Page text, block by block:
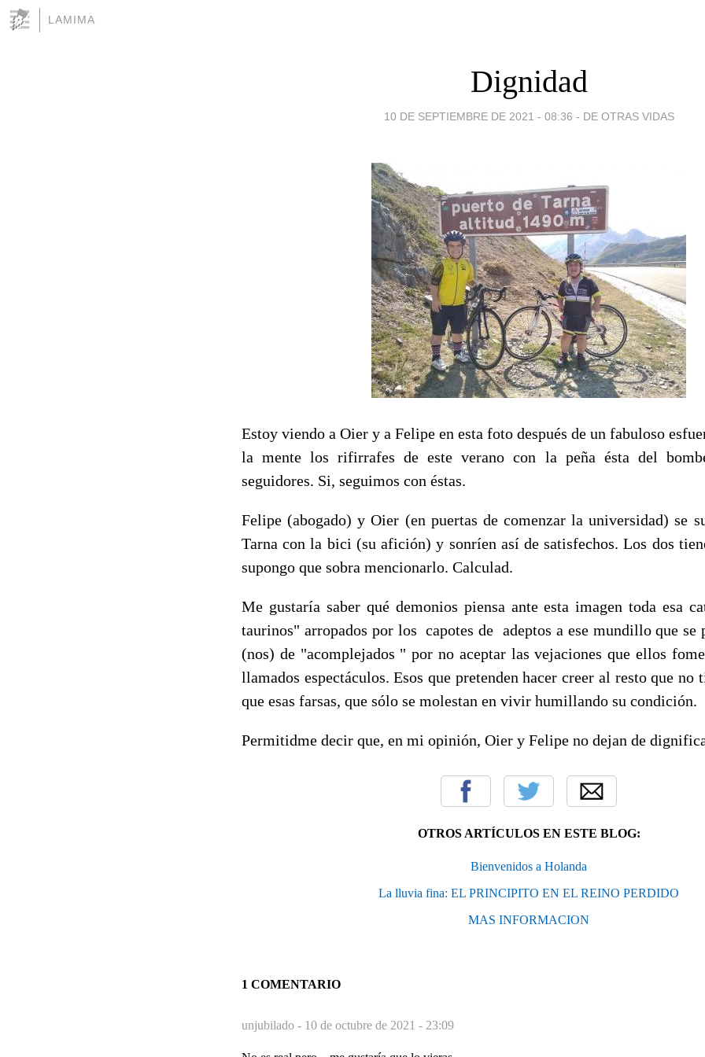
LAMIMA
Dignidad
10 DE SEPTIEMBRE DE 2021 - 08:36 - DE OTRAS VIDAS
Estoy viendo a Oier y a Felipe en esta foto después de un fabuloso
la mente los rifirrafes de este verano con la peña ésta del
seguidores. Si, seguimos con éstas.
Felipe (abogado) y Oier (en puertas de comenzar la universidad) se
Tarna con la bici (su afición) y sonríen así de satisfechos. Los dos
supongo que sobra mencionarlo. Calculad.
Me gustaría saber qué demonios piensa ante esta imagen toda esa
taurinos" arropados por los capotes de adeptos a ese mundillo que se
(nos) de "acomplejados " por no aceptar las vejaciones que ellos
llamados espectáculos. Esos que pretenden hacer creer al resto que no
que esas farsas, que sólo se molestan en vivir humillando su condición.
Permitidme decir que, en mi opinión, Oier y Felipe no dejan de
OTROS ARTÍCULOS EN ESTE BLOG:
Bienvenidos a Holanda
La lluvia fina: EL PRINCIPITO EN EL REINO PERDIDO
MAS INFORMACION
1 COMENTARIO
unjubilado - 10 de octubre de 2021 - 23:09